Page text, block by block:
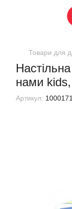
Товари для
нами kids,
Артикул: 1000171